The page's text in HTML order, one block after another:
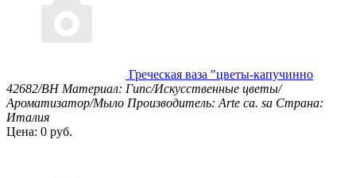
Греческая ваза "цветы-капучинно
42682/BH Материал: Гипс/Искусственные цветы/
Ароматизатор/Мыло Производитель: Arte ca. sa Страна:
Италия
Цена: 0 руб.